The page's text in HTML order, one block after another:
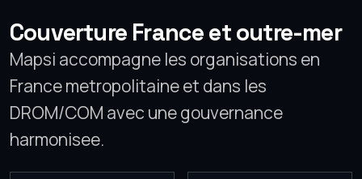
Couverture France et outre-mer
Mapsi accompagne les organisations en
France metropolitaine et dans les
DROM/COM avec une gouvernance
harmonisee.